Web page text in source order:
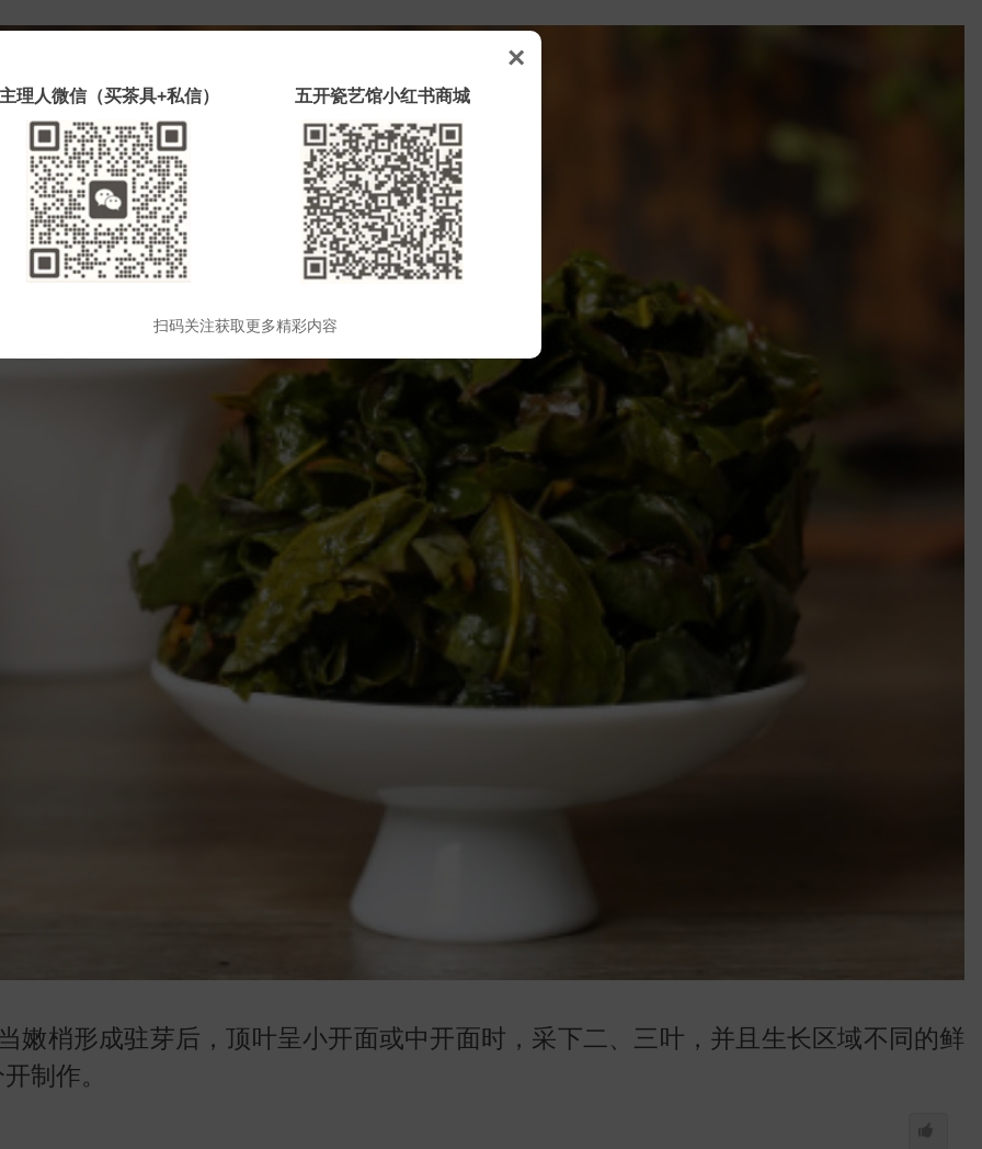
×
理人微信（买茶具+私信） 五开瓷艺馆小红书商城
扫码关注获取更多精彩内容
嫩梢形成驻芽后，顶叶呈小开面或中开面时，采下二、三叶，并且生长区域不同的鲜
制作。